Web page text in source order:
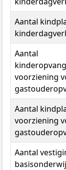
Aantal
Aantal
voorziening
Aantal
voorziening
Aantal